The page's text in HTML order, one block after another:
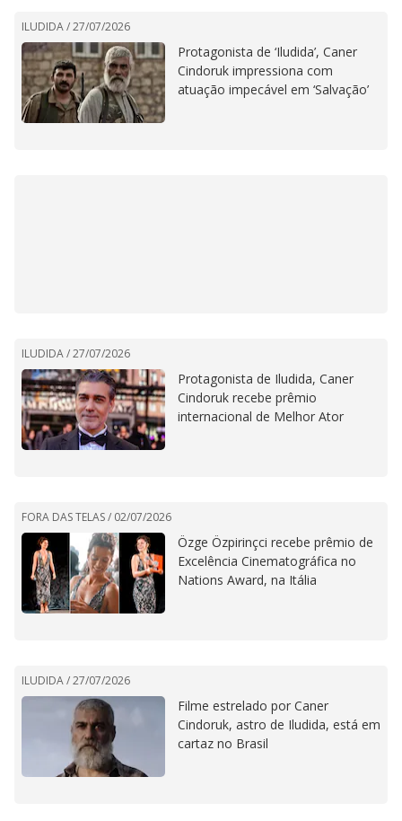
ILUDIDA /27/07/2026
Protagonista de ‘Iludida’, Caner
Cindoruk impressiona com
atuação impecável em ‘Salvação’
ILUDIDA /27/07/2026
Protagonista de Iludida, Caner
Cindoruk recebe prêmio
internacional de Melhor Ator
FORA DAS TELAS / 02/07/2026
Özge Özpirinçci recebe prêmio de
Excelência Cinematográfica no
Nations Award, na Itália
ILUDIDA /27/07/2026
Filme estrelado por Caner
Cindoruk, astro de Iludida, está em
cartaz no Brasil